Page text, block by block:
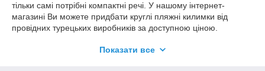
тільки самі потрібні компактні речі. У нашому інтернет-
магазині Ви можете придбати круглі пляжні килимки від
провідних турецьких виробників за доступною ціною.
Переваги пляжного килимка:
Показати все